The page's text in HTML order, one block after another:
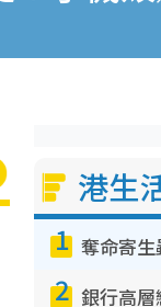
港生
1
2